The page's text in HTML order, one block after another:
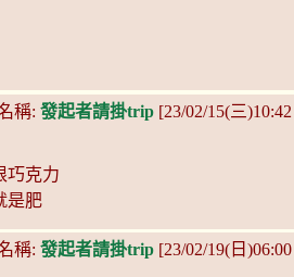
稱: 發起者請掛trip [23/02/15(三
巧克力
是肥
稱: 發起者請掛trip [23/02/19(日